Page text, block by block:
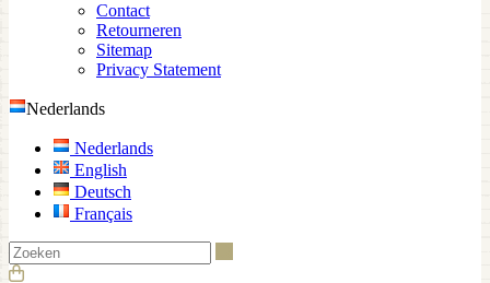
Contact
Retourneren
Sitemap
Privacy Statement
Nederlands
Nederlands
English
Deutsch
Français